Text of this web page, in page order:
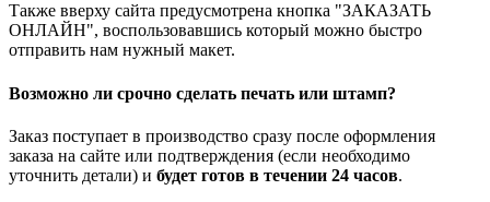
Также вверху сайта предусмотрена кнопка "ЗАКАЗАТЬ
ОНЛАЙН", воспользовавшись который можно быстро
отправить нам нужный макет.
Возможно ли срочно сделать печать или штамп?
Заказ поступает в производство сразу после оформления
заказа на сайте или подтверждения (если необходимо
уточнить детали) и будет готов в течении 24 часов.